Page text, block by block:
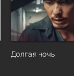
Долгая ночь